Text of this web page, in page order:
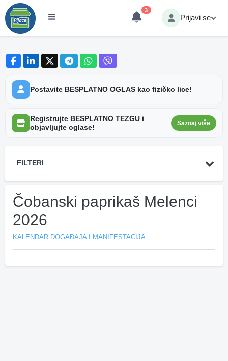
3
Prijavi se
Postavite BESPLATNO OGLAS kao fizičko lice!
Registrujte BESPLATNO TEZGU i
objavljujte oglase!
Saznaj više
FILTERI
Čobanski paprikaš Melenci
2026
KALENDAR DOGAĐAJA I MANIFESTACIJA